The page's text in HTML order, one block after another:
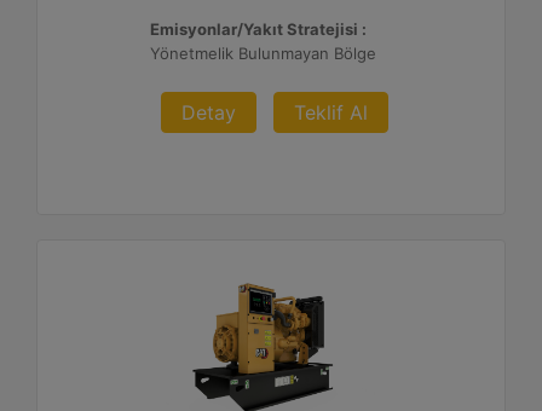
Emisyonlar/Yakıt Stratejisi :
Yönetmelik Bulunmayan Bölge
Detay Teklif Al